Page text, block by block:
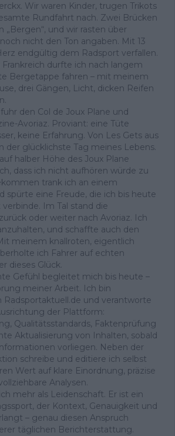
Wir waren Kinder, trugen Trikots
Rundfahrt nach. Zwei Brücken
„Bergen“, und wir rasten über
nicht den Ton angaben. Mit 13
endgültig dem Radsport verfallen.
Frankreich durfte ich nach langem
Bergetappe fahren – mit meinem
drei Gängen, Licht, dicken Reifen
den Col de Joux Plane und
Avoriaz. Proviant: eine Tüte
keine Erfahrung. Von Les Gets aus
der glücklichste Tag meines Lebens.
halber Höhe des Joux Plane
dass ich nicht aufhören würde zu
trank ich an einem
spürte eine Freude, die ich bis heute
Im Tal stand die
oder weiter nach Avoriaz. Ich
und schaffte auch den
meinem knallroten, eigentlich
ich Fahrer auf echten
dieses Glück.
Gefühl begleitet mich bis heute –
meiner Arbeit. Ich bin
Radsportaktuell.de und verantworte
der Plattform:
Qualitätsstandards, Faktenprüfung
Aktualisierung von Inhalten, sobald
vorliegen. Neben der
schreibe und editiere ich selbst
Wert auf klare Einordnung, präzise
Analysen.
mehr als Leidenschaft. Er ist ein
der Kontext, Genauigkeit und
– genau diesen Anspruch
täglichen Berichterstattung.